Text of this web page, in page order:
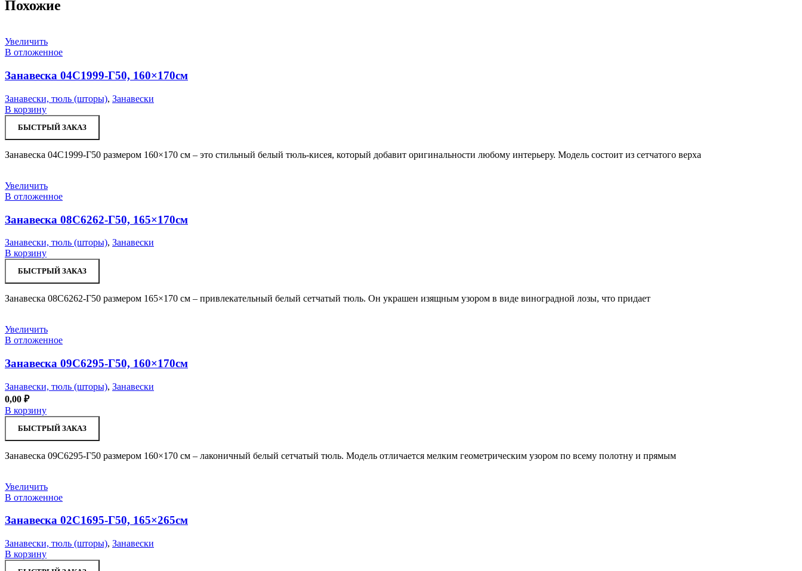
Похожие
Увеличить
В отложенное
Занавеска 04С1999-Г50, 160×170см
Занавески, тюль (шторы), Занавески
В корзину
БЫСТРЫЙ ЗАКАЗ
Занавеска 04С1999-Г50 размером 160×170 см – это стильный белый тюль-кисея, который добавит оригинальности любому интерьеру. Модель состоит из сетчатого верха
Увеличить
В отложенное
Занавеска 08С6262-Г50, 165×170см
Занавески, тюль (шторы), Занавески
В корзину
БЫСТРЫЙ ЗАКАЗ
Занавеска 08С6262-Г50 размером 165×170 см – привлекательный белый сетчатый тюль. Он украшен изящным узором в виде виноградной лозы, что придает
Увеличить
В отложенное
Занавеска 09С6295-Г50, 160×170см
Занавески, тюль (шторы), Занавески
0,00 ₽
В корзину
БЫСТРЫЙ ЗАКАЗ
Занавеска 09С6295-Г50 размером 160×170 см – лаконичный белый сетчатый тюль. Модель отличается мелким геометрическим узором по всему полотну и прямым
Увеличить
В отложенное
Занавеска 02С1695-Г50, 165×265см
Занавески, тюль (шторы), Занавески
В корзину